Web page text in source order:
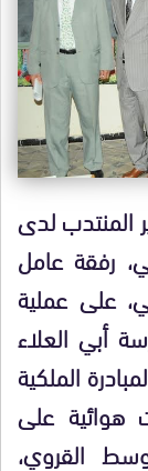
المنتدب لدى
رفقة عامل
على عملية
أبي العلاء
الملكية
هوائية على
القروي،